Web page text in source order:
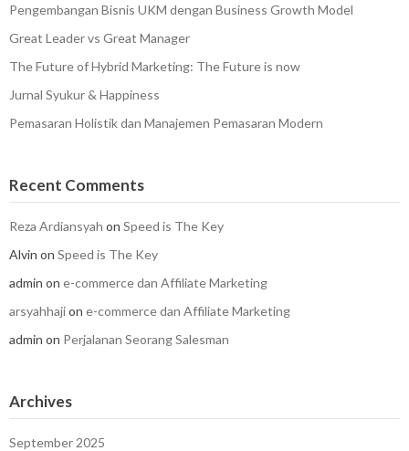
Pengembangan Bisnis UKM dengan Business Growth Model
Great Leader vs Great Manager
The Future of Hybrid Marketing: The Future is now
Jurnal Syukur & Happiness
Pemasaran Holistik dan Manajemen Pemasaran Modern
Recent Comments
Reza Ardiansyah on Speed is The Key
Alvin on Speed is The Key
admin on e-commerce dan Affiliate Marketing
arsyahhajion e-commerce dan Affiliate Marketing
admin on Perjalanan Seorang Salesman
Archives
September 2025